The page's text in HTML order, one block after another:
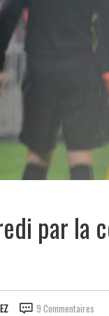
par la
9 Commentaires